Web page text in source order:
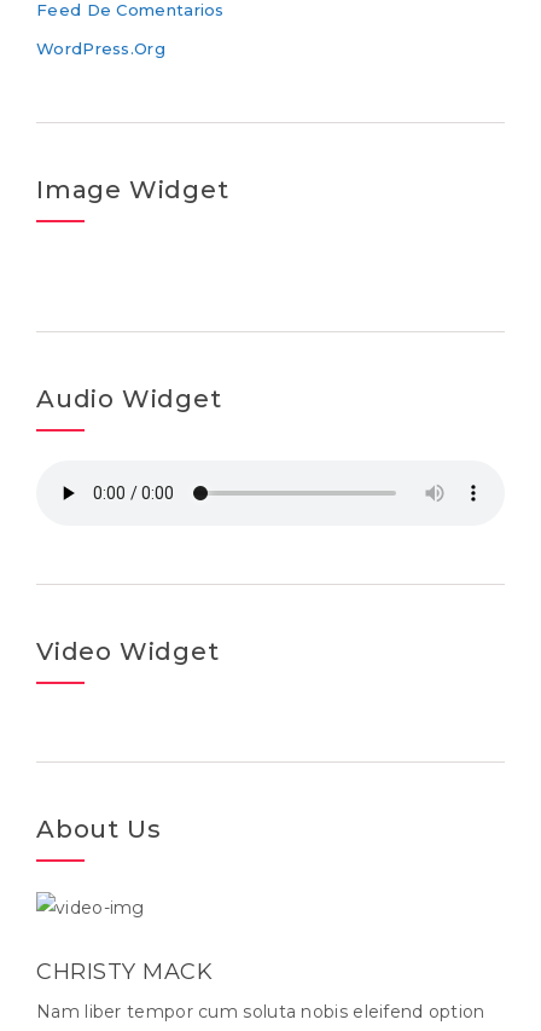
Feed De Comentarios
WordPress.org
Image Widget
Audio Widget
Video Widget
About Us
CHRISTY MACK
Nam liber tempor cum soluta nobis eleifend option